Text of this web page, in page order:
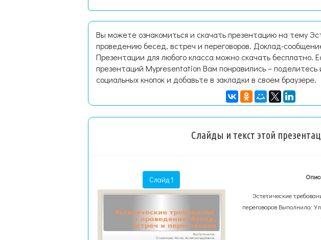
Вы можете ознакомиться и скачать презентацию на тему
проведению бесед, встреч и переговоров. Доклад-
Презентации для любого класса можно скачать бесплатно.
презентаций Mypresentation Вам понравились – поделитесь
социальных кнопок и добавьте в закладки в своем браузере.
Слайды и текст этой
Слайд 1
Эстетические
переговоров Выполнила: